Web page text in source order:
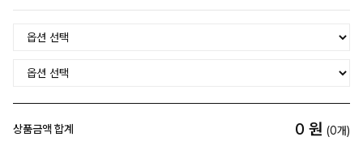
상품금액 합계 0 원 (0개)